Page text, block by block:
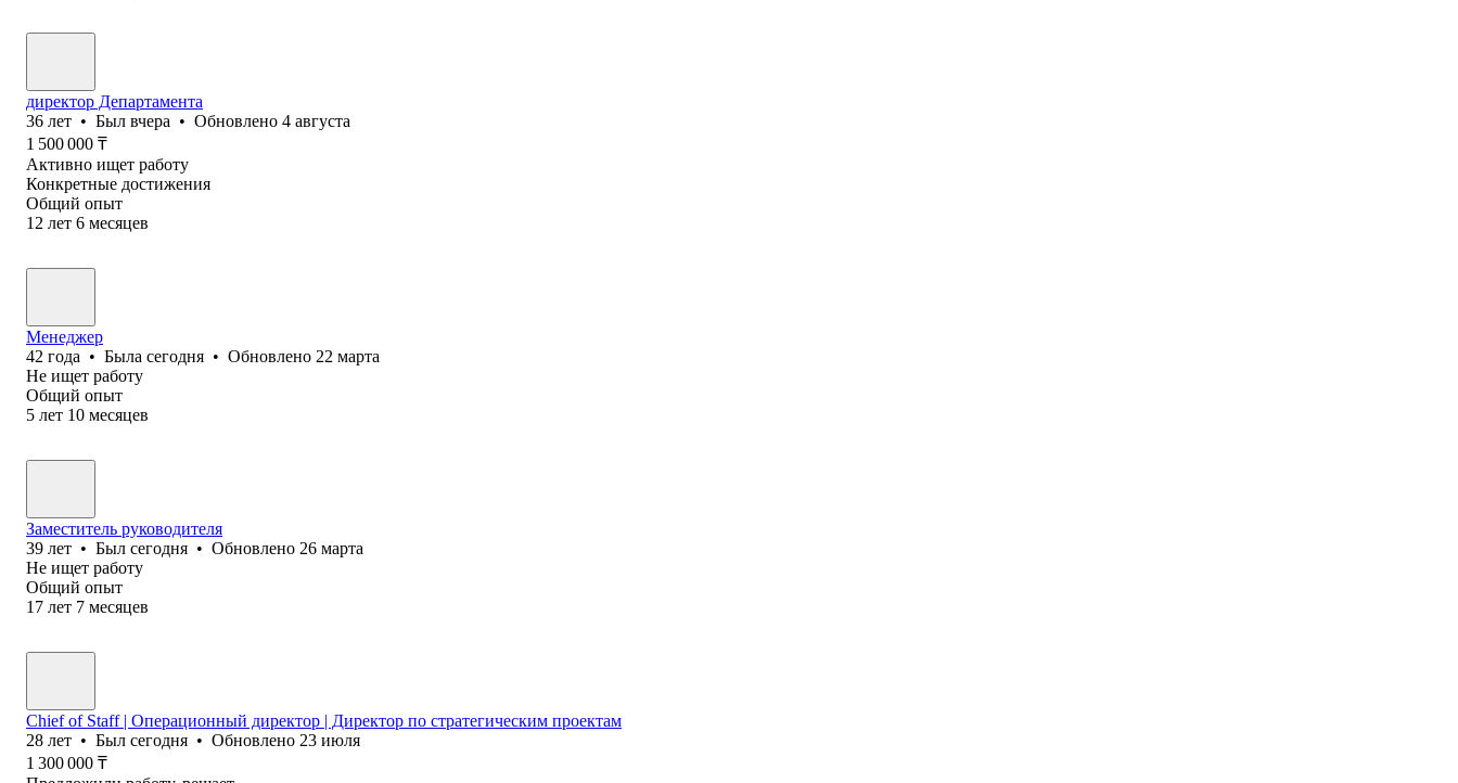
директор Департамента
36 лет • Был вчера • Обновлено 4 августа
1 500 000 ₸
Активно ищет работу
Конкретные достижения
Общий опыт
12 лет 6 месяцев
Менеджер
42 года • Была сегодня • Обновлено 22 марта
Не ищет работу
Общий опыт
5 лет 10 месяцев
Заместитель руководителя
39 лет • Был сегодня • Обновлено 26 марта
Не ищет работу
Общий опыт
17 лет 7 месяцев
Chief of Staff | Операционный директор | Директор по стратегическим проектам
28 лет • Был сегодня • Обновлено 23 июля
1 300 000 ₸